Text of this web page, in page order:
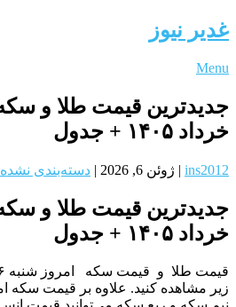
غدیر نیوز
Menu
خرداد ۱۴۰۵ + جدول
ins2012
| ژوئن 6, 2026 | دسته‌بندی نشده
خرداد ۱۴۰۵ + جدول
زیر مشاهده کنید. علاوه بر قیمت سکه